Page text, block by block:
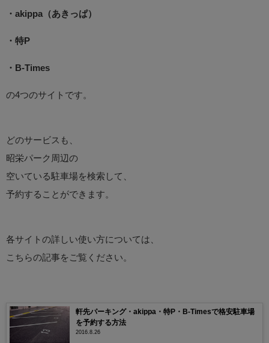
・akippa（あきっぱ）
・特P
・B-Times
の4つのサイトです。
どのサービスも、
昭栄パーク周辺の
空いている駐車場を検索して、
予約することができます。
各サイトの詳しい使い方については、
こちらの記事をご覧ください。
軒先パーキング・akippa・特P・B-Timesで格安駐車場
を予約する方法
2016.8.26